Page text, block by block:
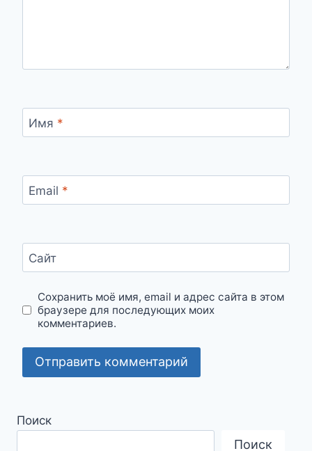
Имя *
Email *
Сайт
Сохранить моё имя, email и адрес сайта в этом
браузере для последующих моих
комментариев.
Поиск
Поиск